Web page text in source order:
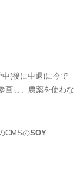
(後に中退)に今で
画し、農薬を使わな
CMSのSOY